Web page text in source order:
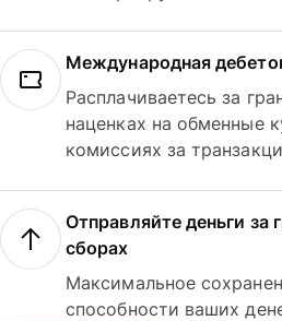
Международная
Расплачиваетесь за
наценках на обменные
комиссиях за
Отправляйте деньги за
сборах
Максимальное
способности ваших